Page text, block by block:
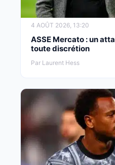
4 AOÛT 2026, 13:20
ASSE Mercato : un
toute discrétion
Par Laurent Hess